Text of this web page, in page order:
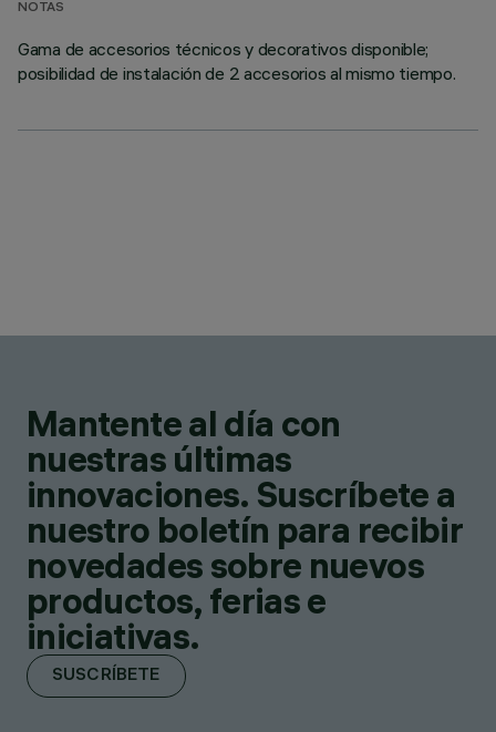
NOTAS
Gama de accesorios técnicos y decorativos disponible;
posibilidad de instalación de 2 accesorios al mismo tiempo.
Mantente al día con
nuestras últimas
innovaciones. Suscríbete a
nuestro boletín para recibir
novedades sobre nuevos
productos, ferias e
iniciativas.
SUSCRÍBETE